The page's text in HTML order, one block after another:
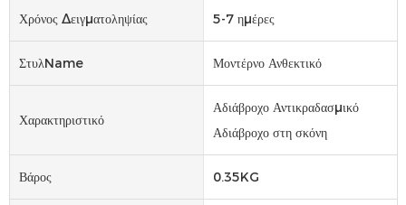
Χρόνος Δειγματοληψίας 5-7 ημέρες
ΣτυλName Μοντέρνο Ανθεκτικό
Χαρακτηριστικό
Αδιάβροχο Αντικραδασμικό
Αδιάβροχο στη σκόνη
Βάρος 0.35KG